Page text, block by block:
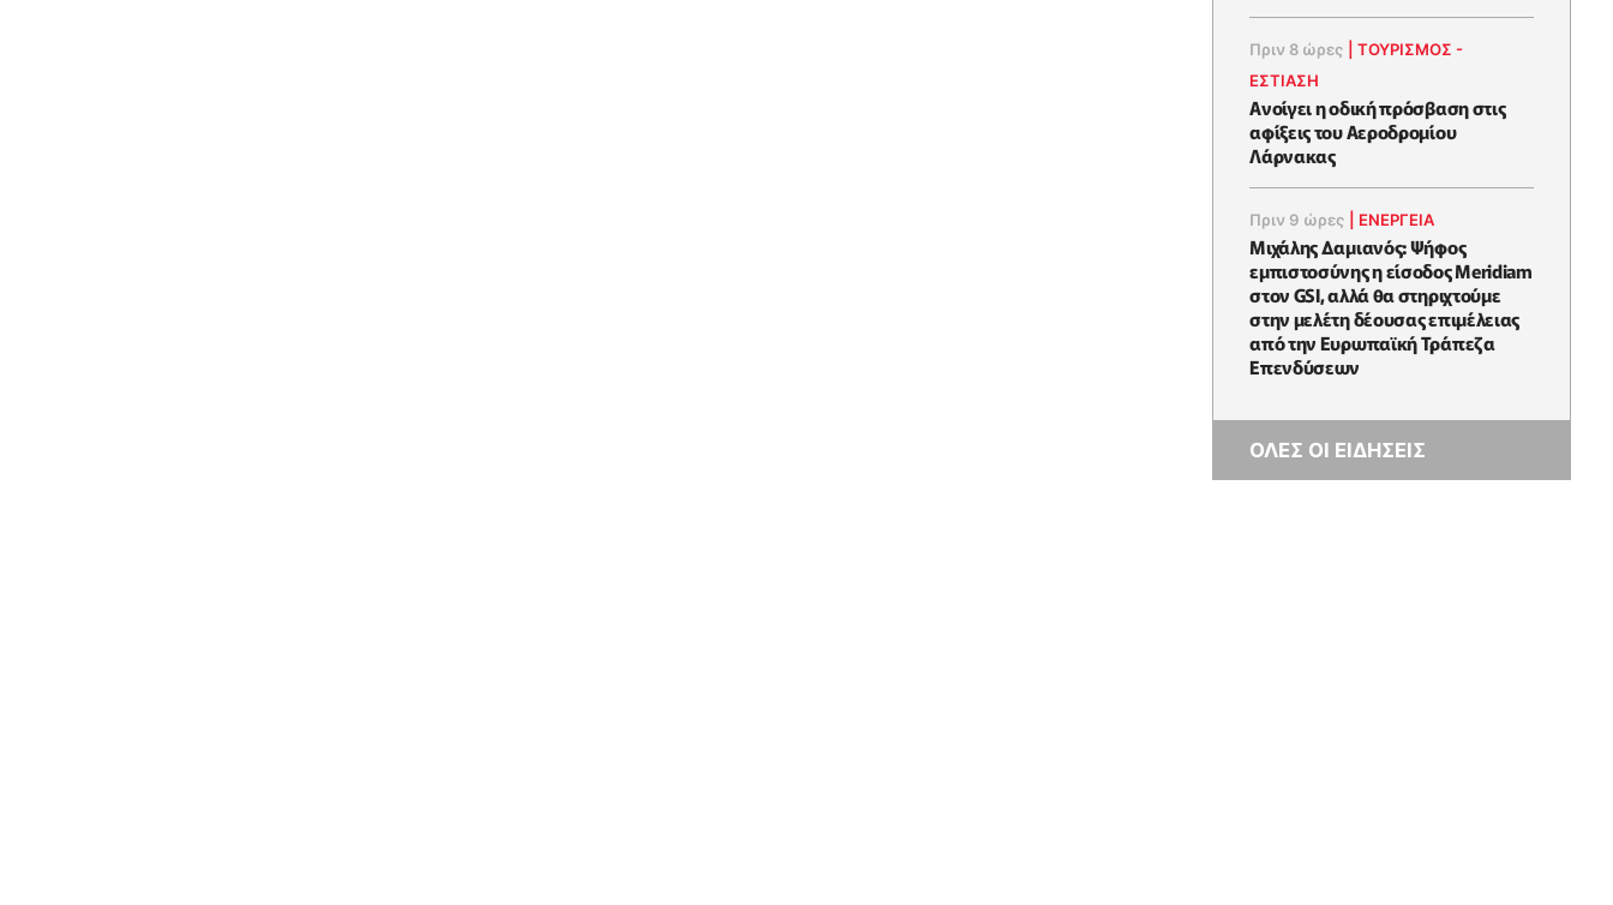
Πριν 8 ώρες |ΤΟΥΡΙΣΜΟΣ -
ΕΣΤΙΑΣΗ
Ανοίγει η οδική πρόσβαση στις
αφίξεις του Αεροδρομίου
Λάρνακας
Πριν 9 ώρες ΕΝΈΡΓΕΙΑ
Μιχάλης Δαμιανός: Ψήφος
εμπιστοσύνης η είσοδος Meridiam
στον GSI, αλλά θα στηριχτούμε
στην μελέτη δέουσας επιμέλειας
από την Ευρωπαϊκή Τράπεζα
Επενδύσεων
ΟΛΕΣ ΟΙ ΕΙΔΗΣΕΙΣ